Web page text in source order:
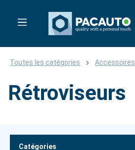
Toutes les catégories Accessoires
Rétroviseurs
Catégories